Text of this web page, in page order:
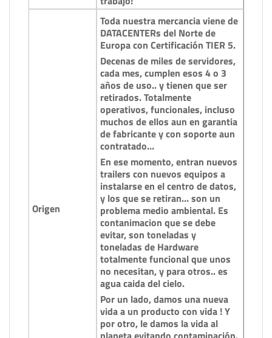
Origen
Toda nuestra mercancia viene de
DATACENTERs del Norte de
Europa con Certificación TIER 5.
Decenas de miles de servidores,
cada mes, cumplen esos 4 o 3
años de uso.. y tienen que ser
retirados. Totalmente
operativos, funcionales, incluso
muchos de ellos aun en garantia
de fabricante y con soporte aun
contratado…
En ese momento, entran nuevos
trailers con nuevos equipos a
instalarse en el centro de datos,
y los que se retiran… son un
problema medio ambiental. Es
contanimacion que se debe
evitar, son toneladas y
toneladas de Hardware
totalmente funcional que unos
no necesitan, y para otros.. es
agua caida del cielo.
Por un lado, damos una nueva
vida a un producto con vida ! Y
por otro, le damos la vida al